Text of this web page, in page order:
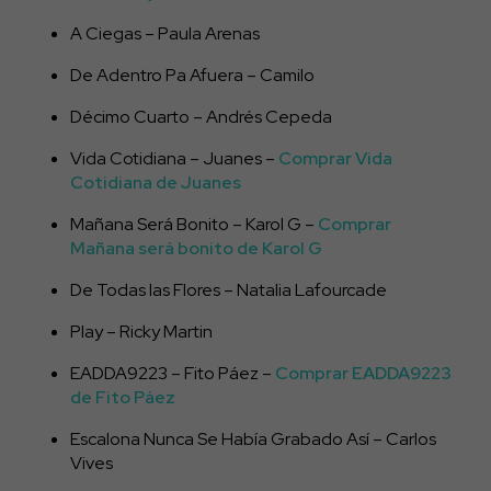
A Ciegas – Paula Arenas
De Adentro Pa Afuera – Camilo
Décimo Cuarto – Andrés Cepeda
Vida Cotidiana – Juanes – Comprar Vida
Cotidiana de Juanes
Mañana Será Bonito – Karol G – Comprar
Mañana será bonito de Karol G
De Todas las Flores – Natalia Lafourcade
Play – Ricky Martin
EADDA9223 – Fito Páez – Comprar EADDA9223
de Fito Páez
Escalona Nunca Se Había Grabado Así – Carlos
Vives